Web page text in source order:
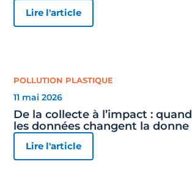
Lire l'article
POLLUTION PLASTIQUE
11 mai 2026
De la collecte à l’impact : quand
les données changent la donne
Lire l'article